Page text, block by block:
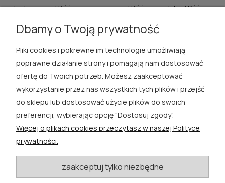
historyczne|Róże pomarszczone|Róże angielskie|Róże
zawiązujące owoce
ROSA ĆWIK
SKLEP
EXTRA
KATEGORIE BLOGU
Dbamy o Twoją prywatność
Pliki cookies i pokrewne im technologie umożliwiają
poprawne działanie strony i pomagają nam dostosować
ofertę do Twoich potrzeb. Możesz zaakceptować
wykorzystanie przez nas wszystkich tych plików i przejść
do sklepu lub dostosować użycie plików do swoich
preferencji, wybierając opcję "Dostosuj zgody".
Więcej o plikach cookies przeczytasz w naszej Polityce
prywatności.
zaakceptuj tylko niezbędne